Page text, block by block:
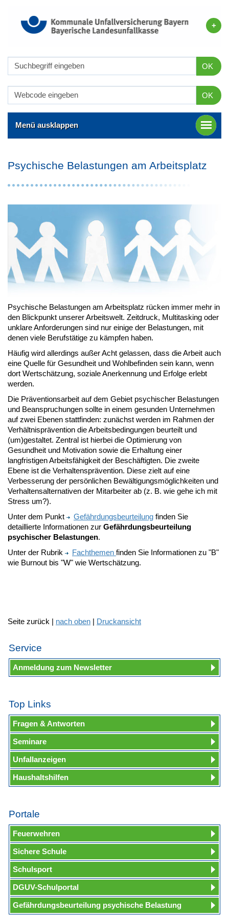
OK
OK
Menü ausklappen
Psychische Belastungen am Arbeitsplatz
Psychische Belastungen am Arbeitsplatz rücken immer mehr in
den Blickpunkt unserer Arbeitswelt. Zeitdruck, Multitasking oder
unklare Anforderungen sind nur einige der Belastungen, mit
denen viele Berufstätige zu kämpfen haben.
Häufig wird allerdings außer Acht gelassen, dass die Arbeit auch
eine Quelle für Gesundheit und Wohlbefinden sein kann, wenn
dort Wertschätzung, soziale Anerkennung und Erfolge erlebt
werden.
Die Präventionsarbeit auf dem Gebiet psychischer Belastungen
und Beanspruchungen sollte in einem gesunden Unternehmen
auf zwei Ebenen stattfinden: zunächst werden im Rahmen der
Verhältnisprävention die Arbeitsbedingungen beurteilt und
(um)gestaltet. Zentral ist hierbei die Optimierung von
Gesundheit und Motivation sowie die Erhaltung einer
langfristigen Arbeitsfähigkeit der Beschäftigten. Die zweite
Ebene ist die Verhaltensprävention. Diese zielt auf eine
Verbesserung der persönlichen Bewältigungsmöglichkeiten und
Verhaltensalternativen der Mitarbeiter ab (z. B. wie gehe ich mit
Stress um?).
Unter dem Punkt
Gefährdungsbeurteilung finden Sie
detaillierte Informationen zur Gefährdungsbeurteilung
psychischer Belastungen.
Unter der Rubrik
Fachthemen finden Sie Informationen zu "B"
wie Burnout bis "W" wie Wertschätzung.
Seite zurück | nach oben | Druckansicht
Service
Anmeldung zum Newsletter
Top Links
Fragen & Antworten
Seminare
Unfallanzeigen
Haushaltshilfen
Portale
Feuerwehren
Sichere Schule
Schulsport
DGUV-Schulportal
Gefährdungsbeurteilung psychische Belastung